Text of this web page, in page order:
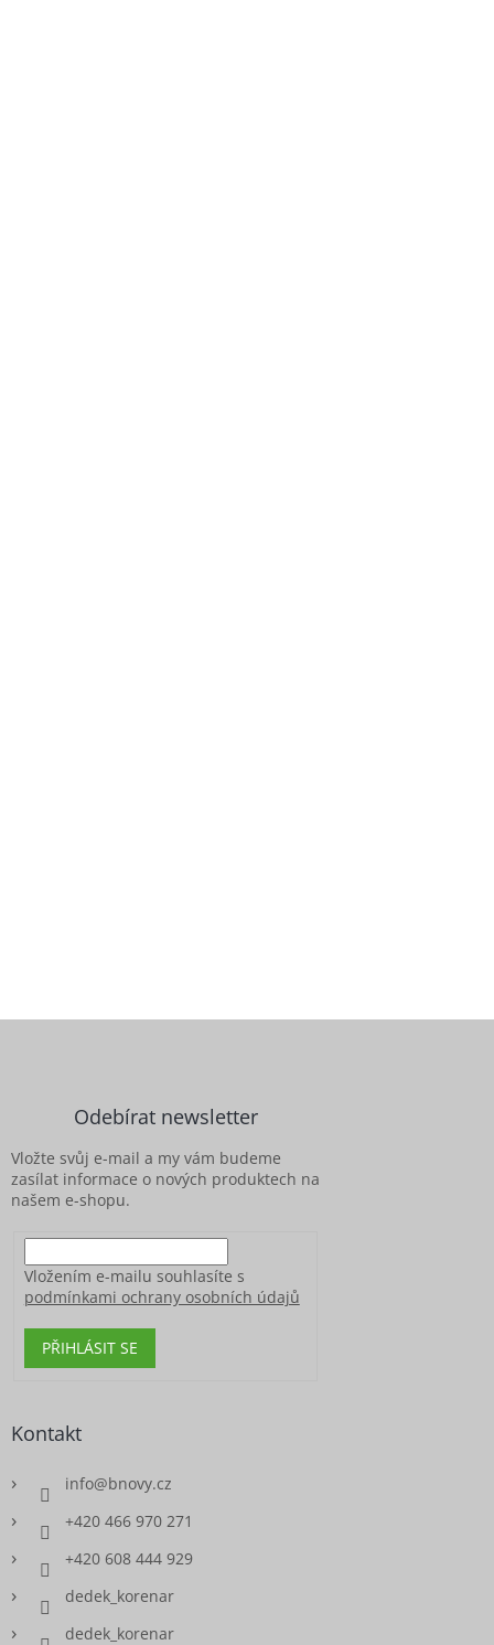
Odebírat newsletter
Vložte svůj e-mail a my vám budeme
zasílat informace o nových produktech na
našem e-shopu.
Vložením e-mailu souhlasíte s
podmínkami ochrany osobních údajů
PŘIHLÁSIT SE
Kontakt
info@bnovy.cz
+420 466 970 271
+420 608 444 929
dedek_korenar
dedek_korenar